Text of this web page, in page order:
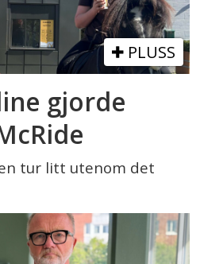
PLUSS
gjorde
tur litt utenom det